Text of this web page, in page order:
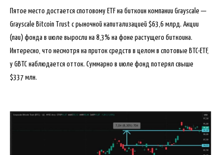
Пятое место достается спотовому ETF на биткоин компании Grayscale —
Grayscale Bitcoin Trust с рыночной капитализацией $63,6 млрд. Акции
(паи) фонда в июле выросли на 8,3% на фоне растущего биткоина.
Интересно, что несмотря на приток средств в целом в спотовые BTC-ETF,
у GBTC наблюдается отток. Суммарно в июле фонд потерял свыше
$337 млн.